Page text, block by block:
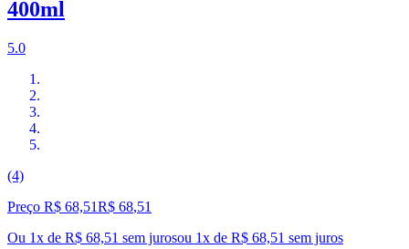
400ml
5.0
(4)
Preço R$ 68,51R$ 68,51
Ou 1x de R$ 68,51 sem jurosou 1x de R$ 68,51 sem juros